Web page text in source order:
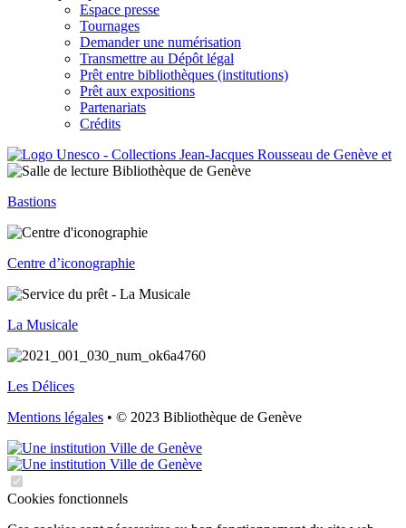
Espace presse
Tournages
Demander une numérisation
Transmettre au Dépôt légal
Prêt entre bibliothèques (institutions)
Prêt aux expositions
Partenariats
Crédits
Bastions
Centre d’iconographie
La Musicale
Les Délices
Mentions légales • © 2023 Bibliothèque de Genève
Cookies fonctionnels